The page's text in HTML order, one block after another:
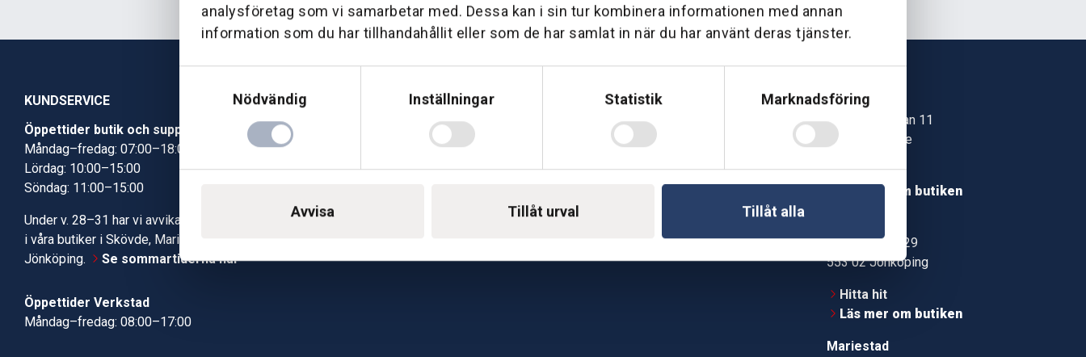
analysföretag som vi samarbetar med. Dessa kan i sin tur kombinera informationen med annan
information som du har tillhandahållit eller som de har samlat in när du har använt deras tjänster.
Nödvändig
Inställningar Statistik Marknadsföring
Avvisa Tillåt urval Tillåt alla
KUNDSERVICE
Öppettider butik och support
Måndag–fredag: 07:00–18:00
Lördag: 10:00–15:00
Söndag: 11:00–15:00
Under v. 28–31 har vi avvikande öppettider
i våra butiker i Skövde, Mariestad och
Jönköping.
Se sommartiderna här
Öppettider Verkstad
Måndag–fredag: 08:00–17:00
Butik Skövde
Butik Jönköping
Kundcenter
Boka tid i verkstad
Telefon: 0500-414 130
Gå till vår företagssupport
Skövde
Jonstorpsgatan 11
549 37 Skövde
Hitta hit
Läs mer om butiken
Kämpevägen 29
553 02 Jönköping
Hitta hit
Läs mer om butiken
Mariestad